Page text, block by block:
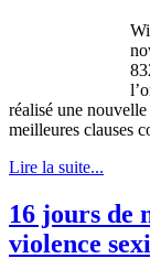
réalisé une
meilleures clauses
Lire la suite...
16 jours de
violence